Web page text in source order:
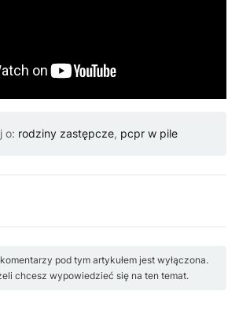
o: rodziny zastępcze, pcpr w pile
pod tym artykułem jest wyłączona.
chcesz wypowiedzieć się na ten temat.